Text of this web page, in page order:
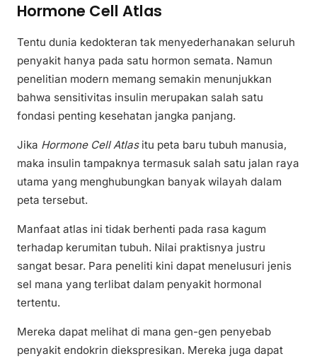
Hormone Cell Atlas
Tentu dunia kedokteran tak menyederhanakan seluruh
penyakit hanya pada satu hormon semata. Namun
penelitian modern memang semakin menunjukkan
bahwa sensitivitas insulin merupakan salah satu
fondasi penting kesehatan jangka panjang.
Jika Hormone Cell Atlasitu peta baru tubuh manusia,
maka insulin tampaknya termasuk salah satu jalan raya
utama yang menghubungkan banyak wilayah dalam
peta tersebut.
Manfaat atlas ini tidak berhenti pada rasa kagum
terhadap kerumitan tubuh. Nilai praktisnya justru
sangat besar. Para peneliti kini dapat menelusuri jenis
sel mana yang terlibat dalam penyakit hormonal
tertentu.
Mereka dapat melihat di mana gen-gen penyebab
penyakit endokrin diekspresikan. Mereka juga dapat